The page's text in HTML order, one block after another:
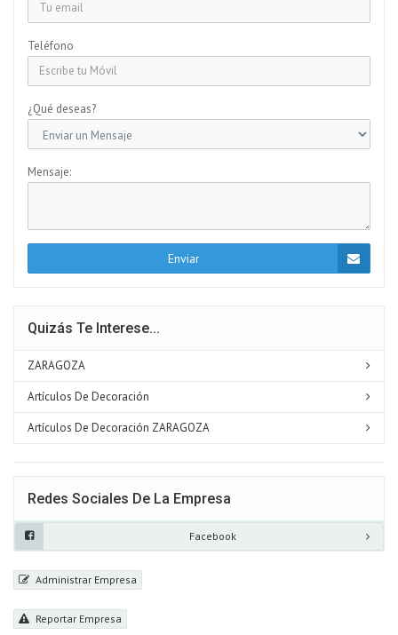
Teléfono
¿Qué deseas?
Mensaje:
Enviar
Quizás Te Interese...
ZARAGOZA
Artículos De Decoración
Artículos De Decoración ZARAGOZA
Redes Sociales De La Empresa
Facebook
Administrar Empresa
Reportar Empresa